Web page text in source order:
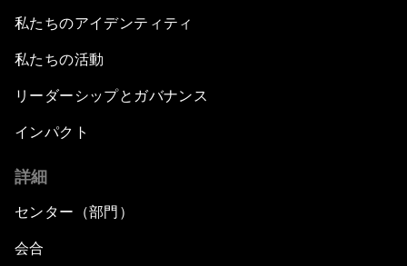
私たちのアイデンティティ
私たちの活動
リーダーシップとガバナンス
インパクト
詳細
センター（部門）
会合